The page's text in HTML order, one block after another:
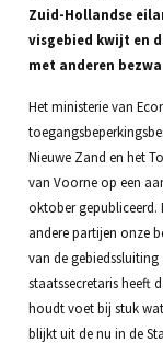
Zuid-Hollandse
visgebied kwijt en
met anderen
Het ministerie van
Nieuwe Zand en het
van Voorne op een
oktober gepubliceerd.
andere partijen onze
van de
staatssecretaris heeft
houdt voet bij stuk
blijkt uit de nu in de